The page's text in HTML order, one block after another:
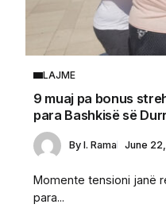
LAJME
9 muaj pa bonus
para Bashkisë së
By I. Rama June
Momente tensioni janë
para...